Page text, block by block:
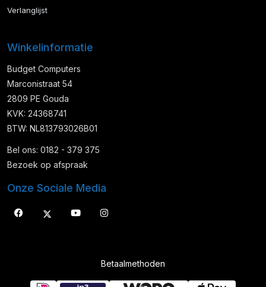
Verlanglijst
Winkelinformatie
Budget Computers
Marconistraat 54
2809 PE Gouda
KVK: 24368741
BTW: NL813793026B01
Bel ons: 0182 - 379 375
Bezoek op afspraak
Onze Sociale Media
Betaalmethoden